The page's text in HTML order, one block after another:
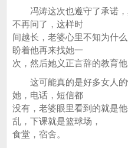
冯涛这次也遵守了承诺，
不再问了，这样时
间越长，老婆心里不知为什
盼着他再来找她一
次，然后她义正言辞的教育
这可能真的是好多女人的
她，电话，短信都
没有，老婆眼里看到的就是
乱，下课就是篮球场，
食堂，宿舍。